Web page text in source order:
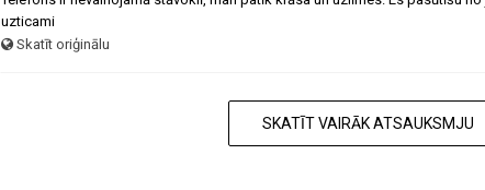
uzticami
Skatīt oriģinālu
SKATĪT VAIRĀK ATSAUKSMJU